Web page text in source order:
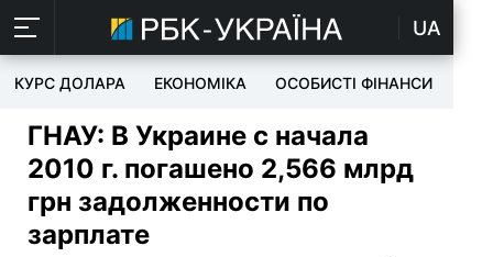
UA
КУРС ДОЛАРА ЕКОНОМІКА ОСОБИСТІ ФІНАНСИ
ГНАУ: В Украине с начала
2010 г. погашено 2,566 млрд
грн задолженности по
зарплате